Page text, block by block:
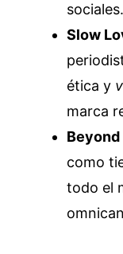
sociales.
Slow
ética y
marca
Beyond
como
todo el